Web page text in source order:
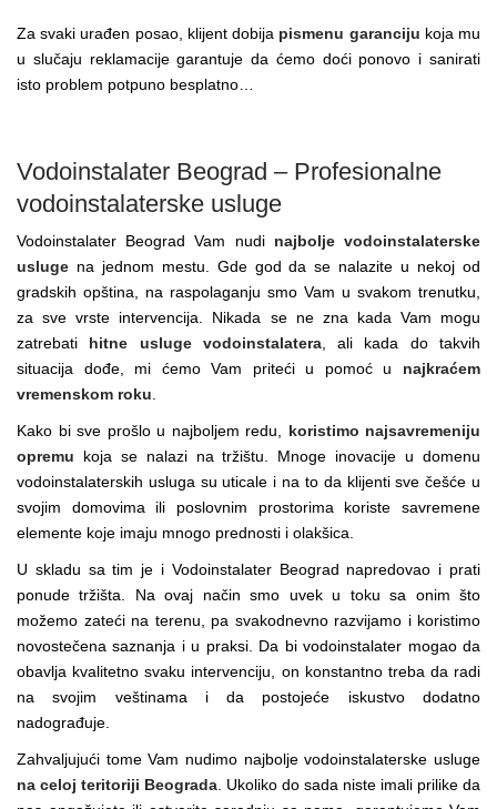
Za svaki urađen posao, klijent dobija pismenu garanciju koja mu
u slučaju reklamacije garantuje da ćemo doći ponovo i sanirati
isto problem potpuno besplatno…
Vodoinstalater Beograd – Profesionalne
vodoinstalaterske usluge
Vodoinstalater Beograd Vam nudi najbolje vodoinstalaterske
usluge na jednom mestu. Gde god da se nalazite u nekoj od
gradskih opština, na raspolaganju smo Vam u svakom trenutku,
za sve vrste intervencija. Nikada se ne zna kada Vam mogu
zatrebati hitne usluge vodoinstalatera, ali kada do takvih
situacija dođe, mi ćemo Vam priteći u pomoć u najkraćem
vremenskom roku.
Kako bi sve prošlo u najboljem redu, koristimo najsavremeniju
opremu koja se nalazi na tržištu. Mnoge inovacije u domenu
vodoinstalaterskih usluga su uticale i na to da klijenti sve češće u
svojim domovima ili poslovnim prostorima koriste savremene
elemente koje imaju mnogo prednosti i olakšica.
U skladu sa tim je i Vodoinstalater Beograd napredovao i prati
ponude tržišta. Na ovaj način smo uvek u toku sa onim što
možemo zateći na terenu, pa svakodnevno razvijamo i koristimo
novostečena saznanja i u praksi. Da bi vodoinstalater mogao da
obavlja kvalitetno svaku intervenciju, on konstantno treba da radi
na svojim veštinama i da postojeće iskustvo dodatno
nadograđuje.
Zahvaljujući tome Vam nudimo najbolje vodoinstalaterske usluge
na celoj teritoriji Beograda. Ukoliko do sada niste imali prilike da